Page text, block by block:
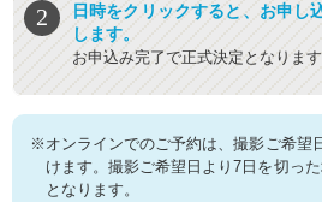
日時をクリックすると、お申し
します。
お申込み完了で正式決定となりま
※オンラインでのご予約は、撮影ご希望
けます。撮影ご希望日より7日を切っ
となります。